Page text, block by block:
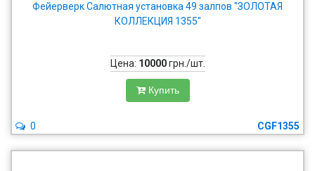
Фейерверк Салютная установка 49 залпов "ЗОЛОТАЯ
КОЛЛЕКЦИЯ 1355"
Цена: 10000грн./шт.
Купить
CGF1355
0